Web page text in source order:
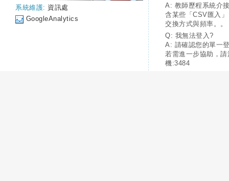
系統維護: 資訊處
GoogleAnalytics
A: 教師歷程系統介
含某些「CSV匯入
交換方式與頻率。。
Q: 我無法登入?
A: 請確認您的單一
若需進一步協助，
機:3484